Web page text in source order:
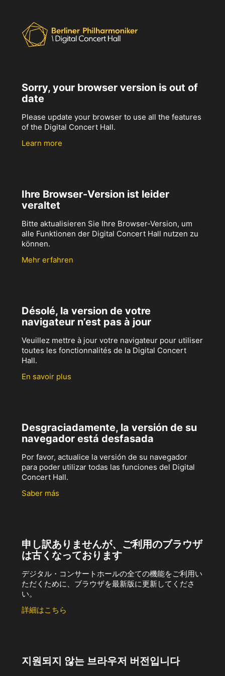
Sorry, your browser version is out of
date
Please update your browser to use all the features
of the Digital Concert Hall.
Learn more
Ihre Browser-Version ist leider
veraltet
Bitte aktualisieren Sie Ihre Browser-Version, um
alle Funktionen der Digital Concert Hall nutzen zu
können.
Mehr erfahren
Désolé, la version de votre
navigateur n’est pas à jour
Veuillez mettre à jour votre navigateur pour utiliser
toutes les fonctionnalités de la Digital Concert
Hall.
En savoir plus
Desgraciadamente, la versión de su
navegador está desfasada
Por favor, actualice la versión de su navegador
para poder utilizar todas las funciones del Digital
Concert Hall.
Saber más
申し訳ありませんが、ご利用のブラウザ
は古くなっております
デジタル・コンサートホールの全ての機能をご利用い
ただくために、ブラウザを最新版に更新してくださ
い。
詳細はこちら
지원되지 않는 브라우저 버전입니다